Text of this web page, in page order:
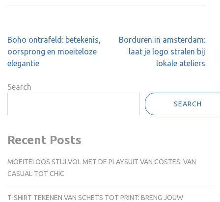
Post
navigation
Boho ontrafeld: betekenis,
oorsprong en moeiteloze
elegantie
Borduren in amsterdam:
laat je logo stralen bij
lokale ateliers
Search
SEARCH
Recent Posts
MOEITELOOS STIJLVOL MET DE PLAYSUIT VAN COSTES: VAN
CASUAL TOT CHIC
T-SHIRT TEKENEN VAN SCHETS TOT PRINT: BRENG JOUW